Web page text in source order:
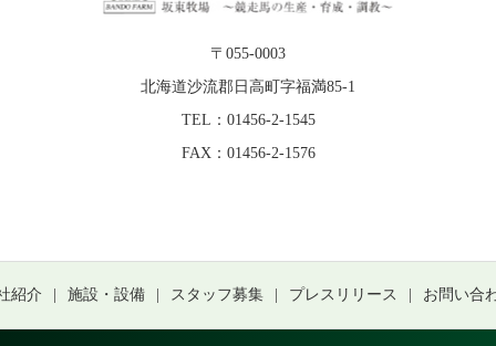
〒055-0003
北海道沙流郡日高町字福満85-1
TEL：01456-2-1545
FAX：01456-2-1576
紹介 施設・設備 スタッフ募集 プレスリリース お問い合